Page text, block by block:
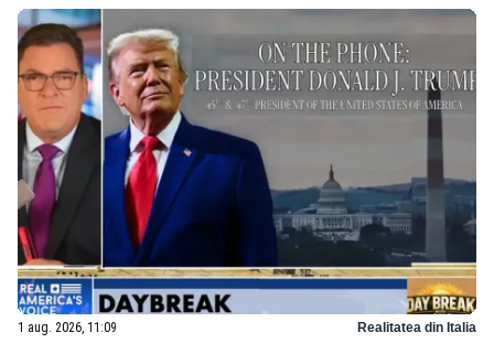
1 aug. 2026, 11:09 Realitatea din Italia